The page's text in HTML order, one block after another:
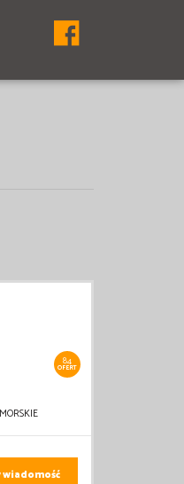
84
OFERT
wiadomość